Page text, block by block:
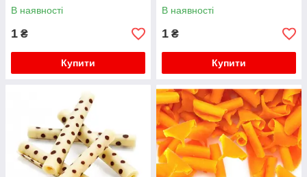
В наявності
1 ₴
Купити
В наявності
1 ₴
Купити